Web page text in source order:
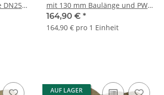
DN25
mit 130 mm Baulänge und PWM
Ansteuerung
164,90 € *
164,90 € pro 1 Einheit
AUF LAGER